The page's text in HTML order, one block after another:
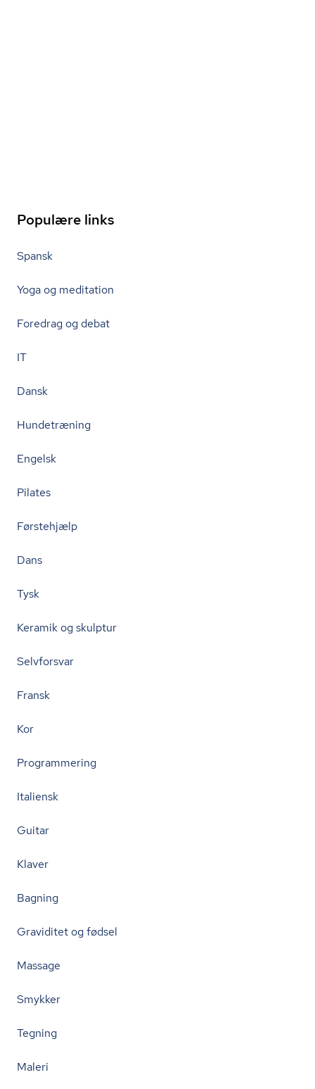
Populære links
Spansk
Yoga og meditation
Foredrag og debat
IT
Dansk
Hundetræning
Engelsk
Pilates
Førstehjælp
Dans
Tysk
Keramik og skulptur
Selvforsvar
Fransk
Kor
Programmering
Italiensk
Guitar
Klaver
Bagning
Graviditet og fødsel
Massage
Smykker
Tegning
Maleri